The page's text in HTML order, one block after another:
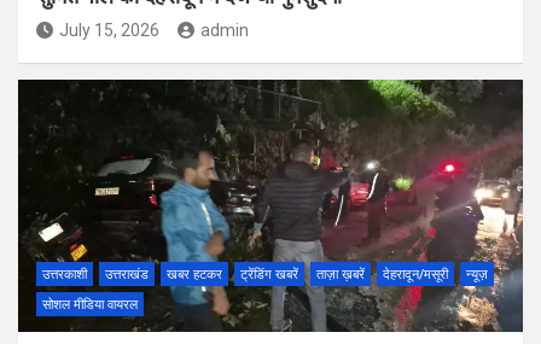
July 15, 2026 admin
उत्तरकाशी उत्तराखंड खबर हटकर ट्रेंडिंग खबरें ताज़ा ख़बरें देहरादून/मसूरी
न्यूज़
सोशल मीडिया वायरल